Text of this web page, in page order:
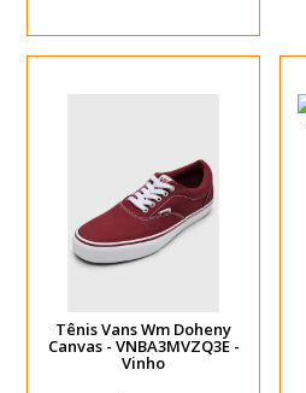
Tênis Vans Wm Doheny
Canvas - VNBA3MVZQ3E -
Vinho